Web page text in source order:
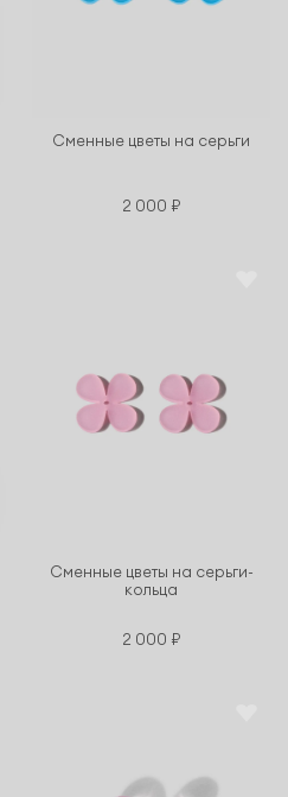
Сменные цветы на серьги
2 000 ₽
Сменные цветы на серьги-
кольца
2 000 ₽